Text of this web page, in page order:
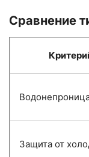
Сравнение
Защита от